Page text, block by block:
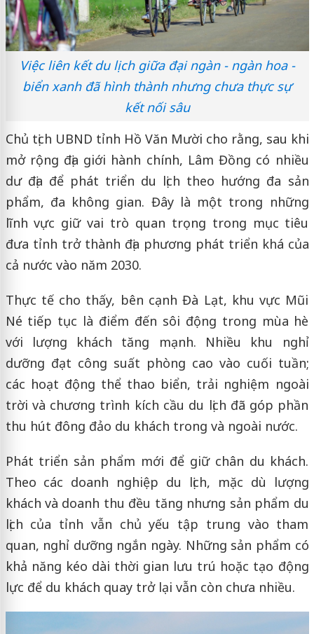
Việc liên kết du lịch giữa đại ngàn - ngàn hoa -
biển xanh đã hình thành nhưng chưa thực sự
kết nối sâu
Chủ tịch UBND tỉnh Hồ Văn Mười cho rằng, sau khi
mở rộng địa giới hành chính, Lâm Đồng có nhiều
dư địa để phát triển du lịch theo hướng đa sản
phẩm, đa không gian. Đây là một trong những
lĩnh vực giữ vai trò quan trọng trong mục tiêu
đưa tỉnh trở thành địa phương phát triển khá của
cả nước vào năm 2030.
Thực tế cho thấy, bên cạnh Đà Lạt, khu vực Mũi
Né tiếp tục là điểm đến sôi động trong mùa hè
với lượng khách tăng mạnh. Nhiều khu nghỉ
dưỡng đạt công suất phòng cao vào cuối tuần;
các hoạt động thể thao biển, trải nghiệm ngoài
trời và chương trình kích cầu du lịch đã góp phần
thu hút đông đảo du khách trong và ngoài nước.
Phát triển sản phẩm mới để giữ chân du khách.
Theo các doanh nghiệp du lịch, mặc dù lượng
khách và doanh thu đều tăng nhưng sản phẩm du
lịch của tỉnh vẫn chủ yếu tập trung vào tham
quan, nghỉ dưỡng ngắn ngày. Những sản phẩm có
khả năng kéo dài thời gian lưu trú hoặc tạo động
lực để du khách quay trở lại vẫn còn chưa nhiều.